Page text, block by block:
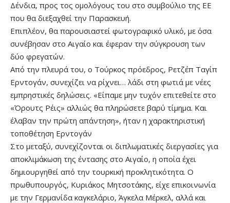
Δένδια, προς τος ομολόγους του στο συμβούλιο της ΕΕ
που θα διεξαχθεί την Παρασκευή.
Επιπλέον, θα παρουσιαστεί φωτογραφικό υλικό, με όσα
συνέβησαν στο Αιγαίο και έφεραν την σύγκρουση των
δύο φρεγατών.
Από την πλευρά του, ο Τούρκος πρόεδρος, Ρετζέπ Ταγίπ
Ερντογάν, συνεχίζει να ρίχνει… λάδι στη φωτιά με νέες
εμπρηστικές δηλώσεις. «Είπαμε μην τυχόν επιτεθείτε στο
«Όρουτς Ρέις» αλλιώς θα πληρώσετε βαρύ τίμημα. Και
έλαβαν την πρώτη απάντηση», ήταν η χαρακτηριστική
τοποθέτηση Ερντογάν
Στο μεταξύ, συνεχίζονται οι διπλωματικές διεργασίες για
αποκλιμάκωση της έντασης στο Αιγαίο, η οποία έχει
δημιουργηθεί από την τουρκική προκλητικότητα. Ο
πρωθυπουργός, Κυριάκος Μητσοτάκης, είχε επικοινωνία
με την Γερμανίδα καγκελάριο, Άγκελα Μέρκελ, αλλά και